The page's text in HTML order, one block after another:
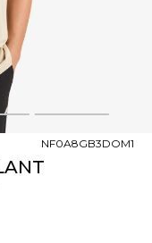
4
NF0A8GB3DOM1